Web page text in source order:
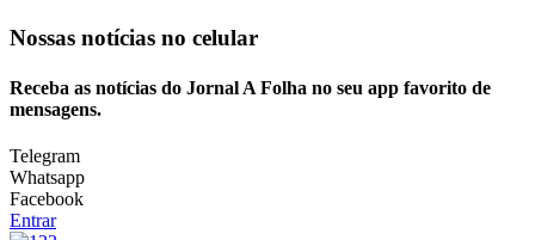
Nossas notícias no celular
Receba as notícias do Jornal A Folha no seu app favorito de
mensagens.
Telegram
Whatsapp
Facebook
Entrar